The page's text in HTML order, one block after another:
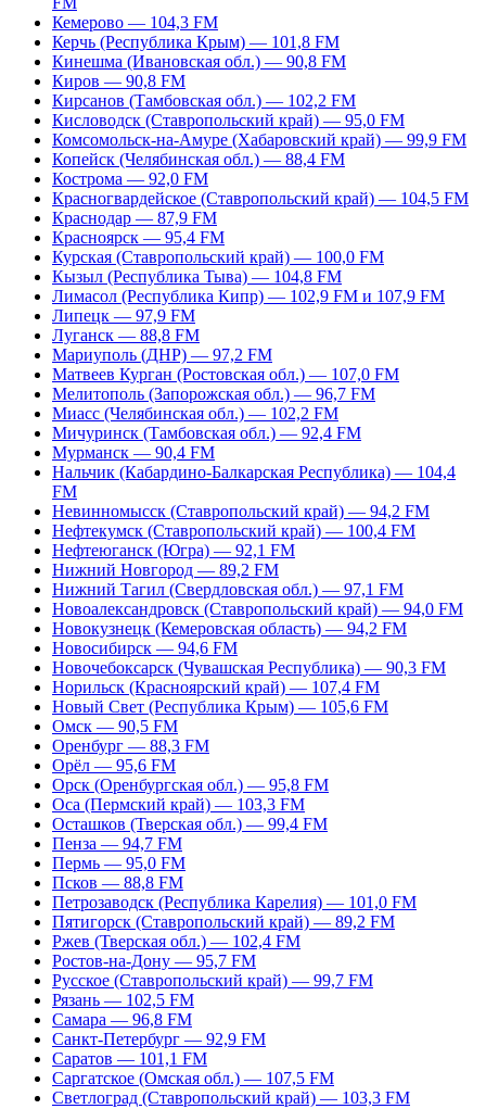
Кемерово — 104,3 FM
Керчь (Республика Крым) — 101,8 FM
Кинешма (Ивановская обл.) — 90,8 FM
Киров — 90,8 FM
Кирсанов (Тамбовская обл.) — 102,2 FM
Кисловодск (Ставропольский край) — 95,0 FM
Комсомольск-на-Амуре (Хабаровский край) — 99,9 FM
Копейск (Челябинская обл.) — 88,4 FM
Кострома — 92,0 FM
Красногвардейское (Ставропольский край) — 104,5 FM
Краснодар — 87,9 FM
Красноярск — 95,4 FM
Курская (Ставропольский край) — 100,0 FM
Кызыл (Республика Тыва) — 104,8 FM
Лимасол (Республика Кипр) — 102,9 FM и 107,9 FM
Липецк — 97,9 FM
Луганск — 88,8 FM
Мариуполь (ДНР) — 97,2 FM
Матвеев Курган (Ростовская обл.) — 107,0 FM
Мелитополь (Запорожская обл.) — 96,7 FM
Миасс (Челябинская обл.) — 102,2 FM
Мичуринск (Тамбовская обл.) — 92,4 FM
Мурманск — 90,4 FM
Нальчик (Кабардино-Балкарская Республика) — 104,4
FM
Невинномысск (Ставропольский край) — 94,2 FM
Нефтекумск (Ставропольский край) — 100,4 FM
Нефтеюганск (Югра) — 92,1 FM
Нижний Новгород — 89,2 FM
Нижний Тагил (Свердловская обл.) — 97,1 FM
Новоалександровск (Ставропольский край) — 94,0 FM
Новокузнецк (Кемеровская область) — 94,2 FM
Новосибирск — 94,6 FM
Новочебоксарск (Чувашская Республика) — 90,3 FM
Норильск (Красноярский край) — 107,4 FM
Новый Свет (Республика Крым) — 105,6 FM
Омск — 90,5 FM
Оренбург — 88,3 FM
Орёл — 95,6 FM
Орск (Оренбургская обл.) — 95,8 FM
Оса (Пермский край) — 103,3 FM
Осташков (Тверская обл.) — 99,4 FM
Пенза — 94,7 FM
Пермь — 95,0 FM
Псков — 88,8 FM
Петрозаводск (Республика Карелия) — 101,0 FM
Пятигорск (Ставропольский край) — 89,2 FM
Ржев (Тверская обл.) — 102,4 FM
Ростов-на-Дону — 95,7 FM
Русское (Ставропольский край) — 99,7 FM
Рязань — 102,5 FM
Самара — 96,8 FM
Санкт-Петербург — 92,9 FM
Саратов — 101,1 FM
Саргатское (Омская обл.) — 107,5 FM
Светлоград (Ставропольский край) — 103,3 FM